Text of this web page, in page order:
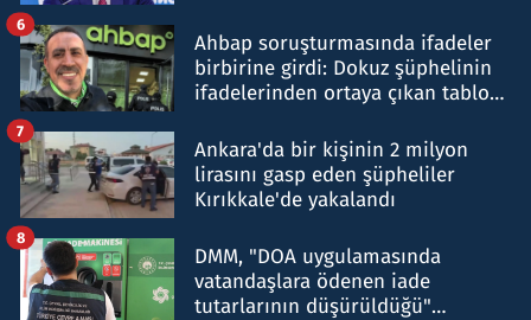
Ahbap soruşturmasında ifadeler
birbirine girdi: Dokuz şüphelinin
ifadelerinden ortaya çıkan tablo
6
Ankara'da bir kişinin 2 milyon
lirasını gasp eden şüpheliler
Kırıkkale'de yakalandı
7
DMM, "DOA uygulamasında
vatandaşlara ödenen iade
tutarlarının düşürüldüğü"
8